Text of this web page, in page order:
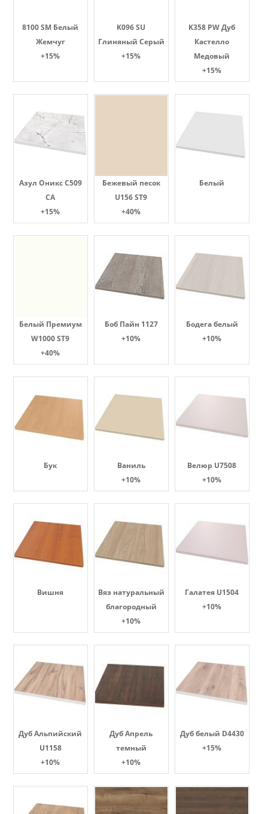
8100 SM Белый
Жемчуг
+15%
K096 SU
Глиняный Серый
+15%
K358 PW Дуб
Кастелло
Медовый
+15%
Азул Оникс С509
СА
+15%
Бежевый песок
U156 ST9
+40%
Белый
Белый Премиум
W1000 ST9
+40%
Боб Пайн 1127
+10%
Бодега белый
+10%
Бук
Ваниль
+10%
Велюр U7508
+10%
Вишня
Вяз натуральный
благородный
+10%
Галатея U1504
+10%
Дуб Альпийский
U1158
+10%
Дуб Апрель
темный
+10%
Дуб белый D4430
+15%